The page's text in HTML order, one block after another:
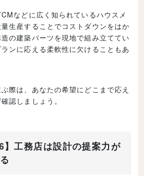
などに広く知られているハウスメ
生産することでコストダウンをはか
の建築パーツを現地で組み立ててい
ンに応える柔軟性に欠けることもあ
際は、あなたの希望にどこまで応え
認しましょう。
工務店は設計の提案力が